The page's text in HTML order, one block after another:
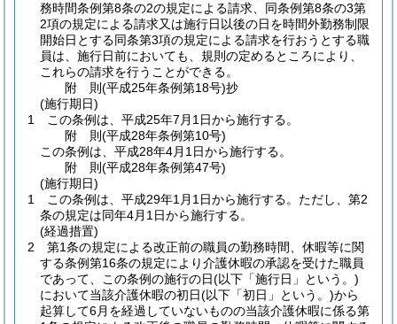
務時間条例第8条の2の規定による請求、同条例第8条の3第
2項の規定による請求又は施行日以後の日を時間外勤務制限
開始日とする同条第3項の規定による請求を行おうとする職
員は、施行日前においても、規則の定めるところにより、
これらの請求を行うことができる。
附 則(平成25年条例第18号)抄
(施行期日)
1
この条例は、平成25年7月1日から施行する。
附 則(平成28年条例第10号)
この条例は、平成28年4月1日から施行する。
附 則(平成28年条例第47号)
(施行期日)
1
この条例は、平成29年1月1日から施行する。 ただし、第2
条の規定は同年4月1日から施行する。
(経過措置)
2
第1条の規定による改正前の職員の勤務時間、休暇等に関
する条例第16条の規定により介護休暇の承認を受けた職員
であって、この条例の施行の日(以下「施行日」という。)
において当該介護休暇の初日(以下「初日」という。)から
起算して6月を経過していないものの当該介護休暇に係る第